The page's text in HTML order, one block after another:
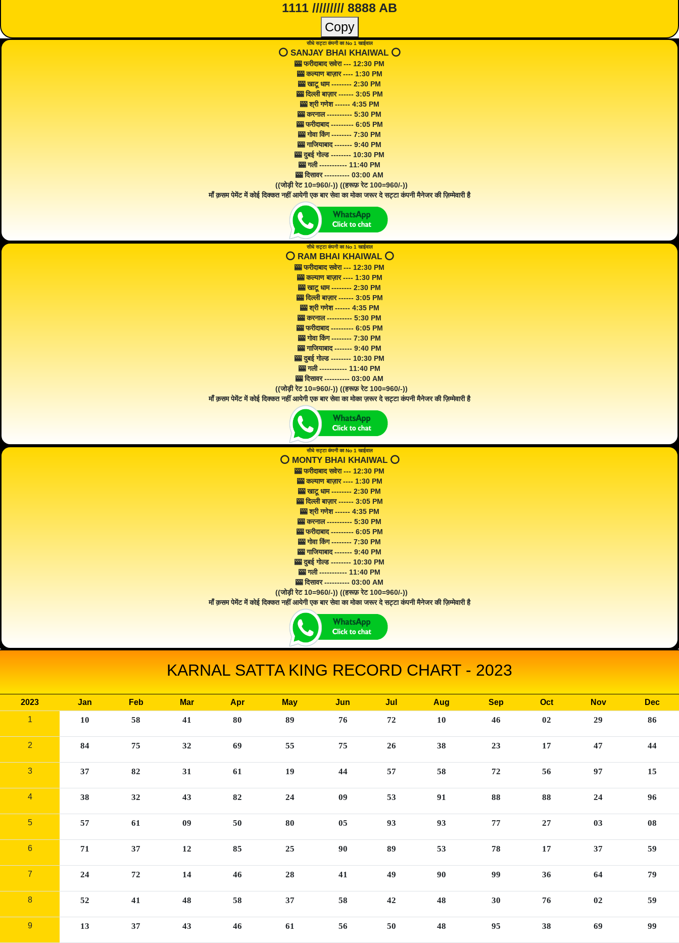
1111 ///////// 8888 AB
Copy
सीधे सट्टा कंपनी का No 1 खाईवाल
⭕️ SANJAY BHAI KHAIWAL ⭕️
🎰 फरीदाबाद सवेरा --- 12:30 PM
🎰 कल्याण बाज़ार ---- 1:30 PM
🎰 खाटू धाम -------- 2:30 PM
🎰 दिल्ली बाज़ार ------ 3:05 PM
🎰 श्री गणेश ------ 4:35 PM
🎰 करनाल ---------- 5:30 PM
🎰 फरीदाबाद --------- 6:05 PM
🎰 गोवा किंग -------- 7:30 PM
🎰 गाजियाबाद ------- 9:40 PM
🎰 दुबई गोल्ड -------- 10:30 PM
🎰 गली ----------- 11:40 PM
🎰 दिसावर ---------- 03:00 AM
((जोड़ी रेट 10=960/-)) ((हरूफ़ रेट 100=960/-))
माँ क़सम पेमेंट में कोई दिक्कत नहीं आयेगी एक बार सेवा का मोका जरूर दे सट्टा कंपनी मैनेजर की ज़िम्मेवारी है
सीधे सट्टा कंपनी का No 1 खाईवाल
⭕️ RAM BHAI KHAIWAL ⭕️
🎰 फरीदाबाद सवेरा --- 12:30 PM
🎰 कल्याण बाज़ार ---- 1:30 PM
🎰 खाटू धाम -------- 2:30 PM
🎰 दिल्ली बाज़ार ------ 3:05 PM
🎰 श्री गणेश ------ 4:35 PM
🎰 करनाल ---------- 5:30 PM
🎰 फरीदाबाद --------- 6:05 PM
🎰 गोवा किंग -------- 7:30 PM
🎰 गाजियाबाद ------- 9:40 PM
🎰 दुबई गोल्ड -------- 10:30 PM
🎰 गली ----------- 11:40 PM
🎰 दिसावर ---------- 03:00 AM
((जोड़ी रेट 10=960/-)) ((हरूफ़ रेट 100=960/-))
माँ क़सम पेमेंट में कोई दिक्कत नहीं आयेगी एक बार सेवा का मोका ज़रूर दे सट्टा कंपनी मैनेजर की ज़िम्मेवारी है
सीधे सट्टा कंपनी का No 1 खाईवाल
⭕️ MONTY BHAI KHAIWAL ⭕️
🎰 फरीदाबाद सवेरा --- 12:30 PM
🎰 कल्याण बाज़ार ---- 1:30 PM
🎰 खाटू धाम -------- 2:30 PM
🎰 दिल्ली बाज़ार ------ 3:05 PM
🎰 श्री गणेश ------ 4:35 PM
🎰 करनाल ---------- 5:30 PM
🎰 फरीदाबाद --------- 6:05 PM
🎰 गोवा किंग -------- 7:30 PM
🎰 गाजियाबाद ------- 9:40 PM
🎰 दुबई गोल्ड -------- 10:30 PM
🎰 गली ----------- 11:40 PM
🎰 दिसावर ---------- 03:00 AM
((जोड़ी रेट 10=960/-)) ((हरूफ़ रेट 100=960/-))
माँ क़सम पेमेंट में कोई दिक्कत नहीं आयेगी एक बार सेवा का मोका जरूर दे सट्टा कंपनी मैनेजर की ज़िम्मेवारी है
KARNAL SATTA KING RECORD CHART - 2023
2023 Jan Feb Mar Apr May Jun Jul Aug Sep Oct Nov
Dec
1
10 58 41 80 89 76 72 10 46 02 29 86
2 84 75 32 69 55 75 26 38 23 17 47 44
3 37 82 31 61 19 44 57 58 72 56 97 15
4 38 32 43 82 24 09 53 91 88 88 24 96
5 57 61 09 50 80 05 93 93 77 27 03 08
6 71 37 12 85 25 90 89 53 78 17 37 59
7 24 72 14 46 28 41 49 90 99 36 64 79
8 52 41 48 58 37 58 42 48 30 76 02 59
9 13 37 43 46 61 56 50 48 95 38 69 99